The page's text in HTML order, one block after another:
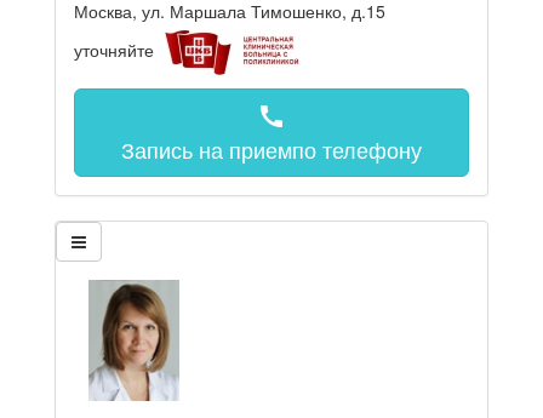
Москва, ул. Маршала Тимошенко, д.15
уточняйте
call
Запись на приемпо телефону